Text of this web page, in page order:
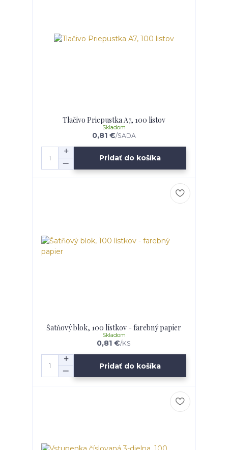
Tlačivo Priepustka A7, 100 listov
0,81 €/SADA
Skladom
Pridať do košíka
Šatňový blok, 100 lístkov - farebný papier
0,81 €/KS
Skladom
Pridať do košíka